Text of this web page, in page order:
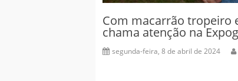
Com macarrão tropeiro
chama atenção na
segunda-feira, 8 de abril de 2024